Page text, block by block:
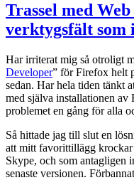
Trassel med
verktygsfält som
Har irriterat mig så otroligt
Developer” för Firefox helt
sedan. Har hela tiden tänkt
med själva installationen
problemet en gång för alla
Så hittade jag till slut en
att mitt favorittillägg
Skype, och som antagligen
senaste versionen.